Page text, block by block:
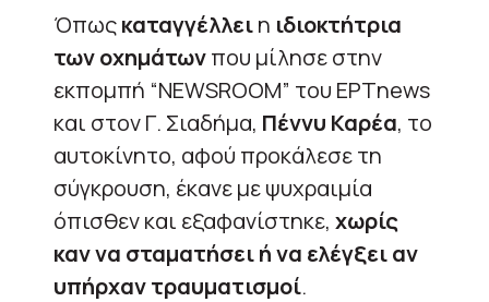
Όπωςκαταγγέλλειη ιδιοκτήτρια
των οχημάτωνπου μίλησε στην
εκπομπή “NEWSROOM” του ΕΡΤnews
και στον Γ. Σιαδήμα, Πέννυ Καρέα, το
αυτοκίνητο, αφού προκάλεσε τη
σύγκρουση, έκανε με ψυχραιμία
όπισθεν και εξαφανίστηκε, χωρίς
καν να σταματήσει ή να ελέγξει αν
υπήρχαν τραυματισμοί.